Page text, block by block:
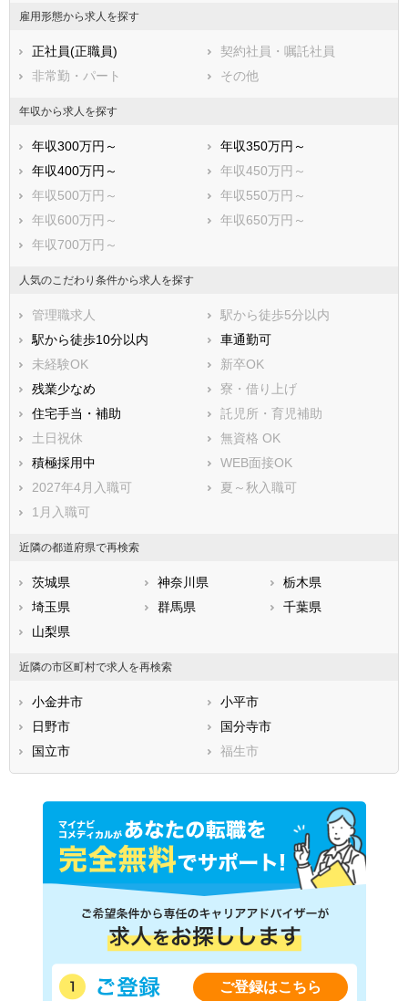
町田市
東村山市
国分寺市
国立市
福生市
狛江市
武蔵村山市
多摩市
稲城市
羽村市
あきる野市
西東京市
西多摩郡瑞穂町
西多摩郡日の出町
西多摩郡檜原村
大島町
雇用形態から求人を探す
正社員(正職員)
契約社員・嘱託社員
非常勤・パート
その他
年収から求人を探す
年収300万円～
年収350万円～
年収400万円～
年収450万円～
年収500万円～
年収550万円～
年収600万円～
年収650万円～
年収700万円～
人気のこだわり条件から求人を探す
管理職求人
駅から徒歩5分以内
駅から徒歩10分以内
車通勤可
未経験OK
新卒OK
残業少なめ
寮・借り上げ
住宅手当・補助
託児所・育児補助
土日祝休
無資格 OK
積極採用中
WEB面接OK
2027年4月入職可
夏～秋入職可
1月入職可
近隣の都道府県で再検索
茨城県 神奈川県
栃木県
埼玉県
群馬県
千葉県
山梨県
近隣の市区町村で求人を再検索
小金井市
小平市
日野市
国分寺市
国立市
福生市
ご登録はこちら